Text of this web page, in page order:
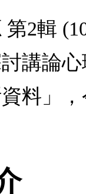
第2輯
講論
資料」